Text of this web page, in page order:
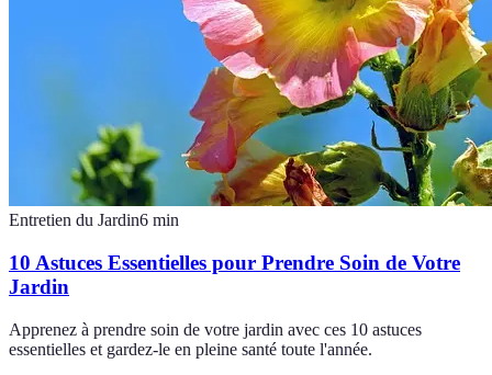
Entretien du Jardin6 min
10 Astuces Essentielles pour Prendre Soin de Votre
Jardin
Apprenez à prendre soin de votre jardin avec ces 10 astuces
essentielles et gardez-le en pleine santé toute l'année.